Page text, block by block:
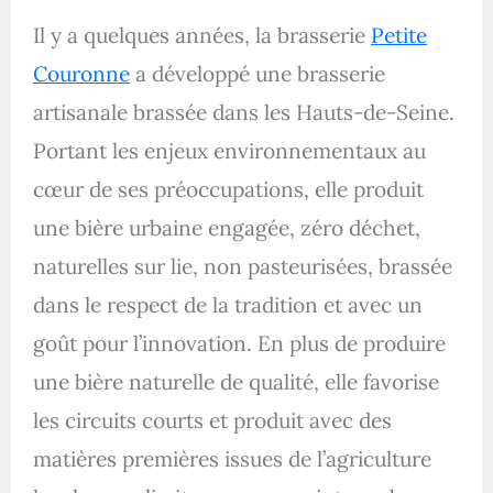
Il y a quelques années, la brasserie Petite
Couronne a développé une brasserie
artisanale brassée dans les Hauts-de-Seine.
Portant les enjeux environnementaux au
cœur de ses préoccupations, elle produit
une bière urbaine engagée, zéro déchet,
naturelles sur lie, non pasteurisées, brassée
dans le respect de la tradition et avec un
goût pour l’innovation. En plus de produire
une bière naturelle de qualité, elle favorise
les circuits courts et produit avec des
matières premières issues de l’agriculture